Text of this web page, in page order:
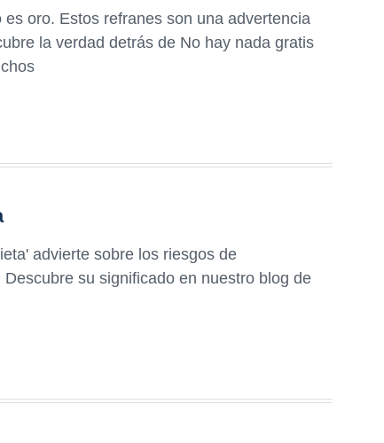
oro. Estos refranes son una advertencia
la verdad detrás de No hay nada gratis
advierte sobre los riesgos de
su significado en nuestro blog de